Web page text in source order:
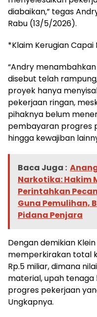
diabaikan,” tegas
Rabu (13/5/2026).
*Klaim Kerugian Capai
“Andry
disebut telah
proyek hanya
pekerjaan ringan,
pihaknya belum
pembayaran progres
hingga kewajiban
Baca Juga :
Narkotika: Hakim
Perintahkan
Guna Pemulihan,
Pidana Penjara
Dengan demikian
memperkirakan total
Rp.5 miliar, dimana
material, upah tenaga
progres pekerjaan
Ungkapnya.